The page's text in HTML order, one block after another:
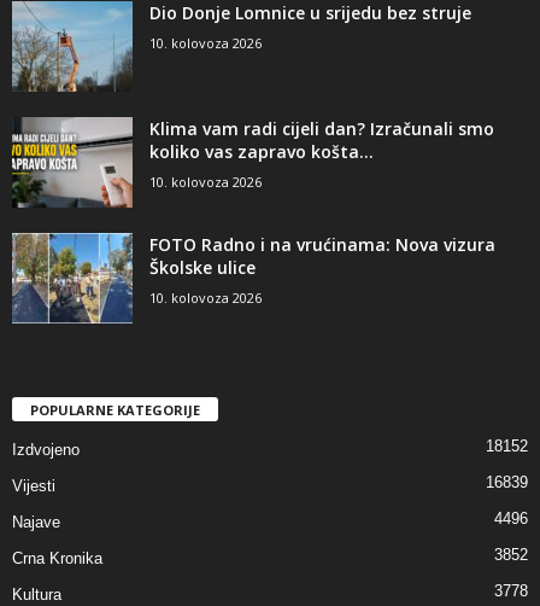
Dio Donje Lomnice u srijedu bez struje
10. kolovoza 2026
Klima vam radi cijeli dan? Izračunali smo
koliko vas zapravo košta...
10. kolovoza 2026
FOTO Radno i na vrućinama: Nova vizura
Školske ulice
10. kolovoza 2026
POPULARNE KATEGORIJE
Izdvojeno 18152
Vijesti 16839
Najave 4496
Crna Kronika 3852
Kultura 3778